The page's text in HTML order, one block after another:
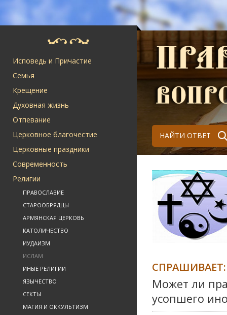
Исповедь и Причастие
Семья
Крещение
Духовная жизнь
Отпевание
Церковное благочестие
Церковные праздники
Современность
Религии
ПРАВОСЛАВИЕ
СТАРООБРЯДЦЫ
АРМЯНСКАЯ ЦЕРКОВЬ
КАТОЛИЧЕСТВО
ИУДАИЗМ
ИСЛАМ
ИНЫЕ РЕЛИГИИ
ЯЗЫЧЕСТВО
СЕКТЫ
МАГИЯ И ОККУЛЬТИЗМ
НАЙТИ ОТВЕТ
СПРАШИВАЕТ:
Может ли
усопшего